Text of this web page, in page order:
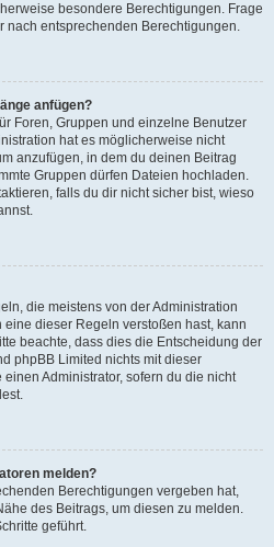
besondere Berechtigungen. Frage
nach entsprechenden Berechtigungen.
anfügen?
Foren, Gruppen und einzelne Benutzer
hat es möglicherweise nicht
anzufügen, in dem du deinen Beitrag
Gruppen dürfen Dateien hochladen.
falls du dir nicht sicher bist, wieso
die meistens von der Administration
dieser Regeln verstoßen hast, kann
beachte, dass dies die Entscheidung der
phpBB Limited nichts mit dieser
Administrator, sofern du die nicht
melden?
Berechtigungen vergeben hat,
des Beitrags, um diesen zu melden.
geführt.